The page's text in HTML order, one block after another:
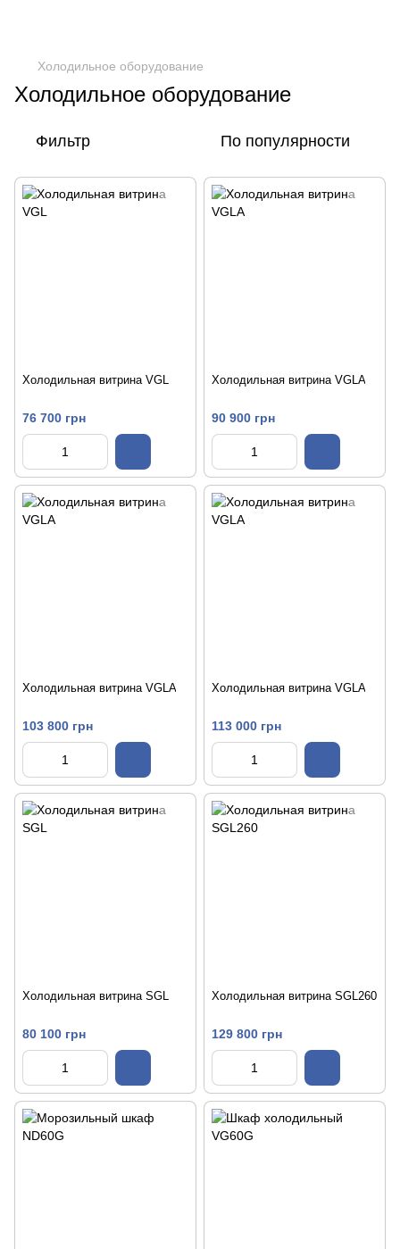
Холодильное оборудование
Холодильное оборудование
Фильтр По популярности
Холодильная витрина VGL
76 700 грн
Холодильная витрина VGLA
90 900 грн
Холодильная витрина VGLA
103 800 грн
Холодильная витрина VGLA
113 000 грн
Холодильная витрина SGL
80 100 грн
Холодильная витрина SGL260
129 800 грн